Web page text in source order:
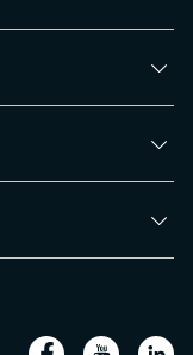
manuelle
nachzurüsten, um